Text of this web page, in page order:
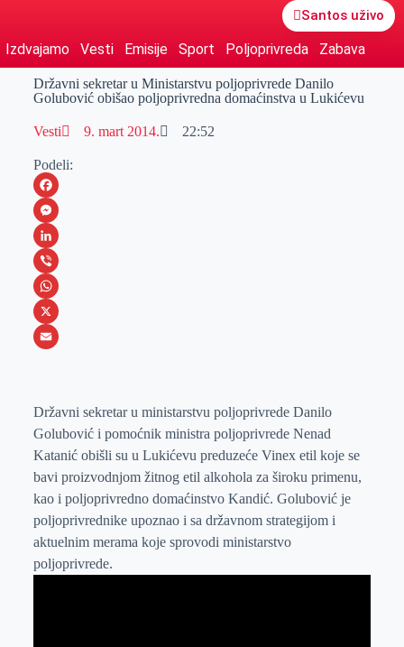
Santos uživo
Izdvajamo Vesti Emisije Sport Poljoprivreda Zabava
Državni sekretar u Ministarstvu poljoprivrede Danilo
Golubović obišao poljoprivredna domaćinstva u Lukićevu
Vesti 9. mart 2014. 22:52
Podeli:
F
a
c
e
b
o
M
e
s
s
e
e
r
L
i
n
k
I
n
V
i
b
W
h
s
A
p
X
a
i
l
Državni sekretar u ministarstvu poljoprivrede Danilo
Golubović i pomoćnik ministra poljoprivrede Nenad
Katanić obišli su u Lukićevu preduzeće Vinex etil koje se
bavi proizvodnjom žitnog etil alkohola za široku primenu,
kao i poljoprivredno domaćinstvo Kandić. Golubović je
poljoprivrednike upoznao i sa državnom strategijom i
aktuelnim merama koje sprovodi ministarstvo
poljoprivrede.